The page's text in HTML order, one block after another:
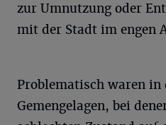
zur Umnutzung oder
mit der Stadt im engen
Problematisch waren in
Gemengelagen, bei